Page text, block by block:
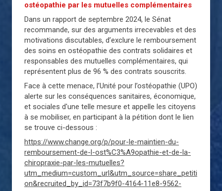
ostéopathie par les mutuelles complémentaires
Dans un rapport de septembre 2024, le Sénat
recommande, sur des arguments irrecevables et des
motivations discutables, d’exclure le remboursement
des soins en ostéopathie des contrats solidaires et
responsables des mutuelles complémentaires, qui
représentent plus de 96 % des contrats souscrits.
Face à cette menace, l’Unité pour l’ostéopathie (UPO)
alerte sur les conséquences sanitaires, économique,
et sociales d'une telle mesure et appelle les citoyens
à se mobiliser, en participant à la pétition dont le lien
se trouve ci-dessous :
https://www.change.org/p/pour-le-maintien-du-
remboursement-de-l-ost%C3%A9opathie-et-de-la-
chiropraxie-par-les-mutuelles?
utm_medium=custom_url&utm_source=share_petiti
on&recruited_by_id=73f7b9f0-4164-11e8-9562-